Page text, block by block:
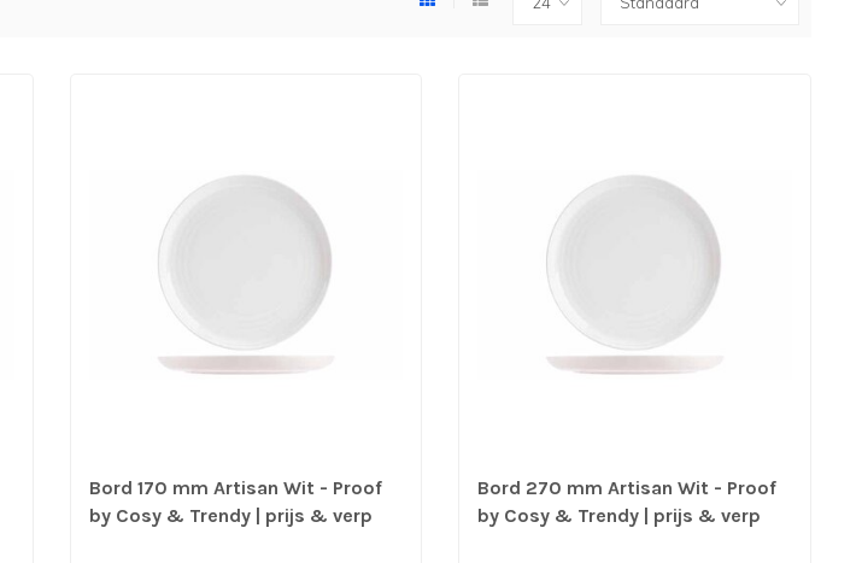
Bord 170 mm Artisan Wit - Proof
by Cosy & Trendy | prijs & verp
Bord 270 mm Artisan Wit - Proof
by Cosy & Trendy | prijs & verp